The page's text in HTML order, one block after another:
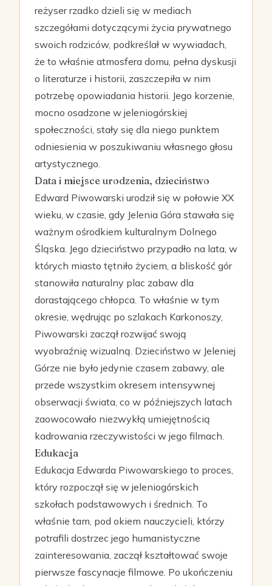
reżyser rzadko dzieli się w mediach
szczegółami dotyczącymi życia prywatnego
swoich rodziców, podkreślał w wywiadach,
że to właśnie atmosfera domu, pełna dyskusji
o literaturze i historii, zaszczepiła w nim
potrzebę opowiadania historii. Jego korzenie,
mocno osadzone w jeleniogórskiej
społeczności, stały się dla niego punktem
odniesienia w poszukiwaniu własnego głosu
artystycznego.
Data i miejsce urodzenia, dzieciństwo
Edward Piwowarski urodził się w połowie XX
wieku, w czasie, gdy Jelenia Góra stawała się
ważnym ośrodkiem kulturalnym Dolnego
Śląska. Jego dzieciństwo przypadło na lata, w
których miasto tętniło życiem, a bliskość gór
stanowiła naturalny plac zabaw dla
dorastającego chłopca. To właśnie w tym
okresie, wędrując po szlakach Karkonoszy,
Piwowarski zaczął rozwijać swoją
wyobraźnię wizualną. Dzieciństwo w Jeleniej
Górze nie było jedynie czasem zabawy, ale
przede wszystkim okresem intensywnej
obserwacji świata, co w późniejszych latach
zaowocowało niezwykłą umiejętnością
kadrowania rzeczywistości w jego filmach.
Edukacja
Edukacja Edwarda Piwowarskiego to proces,
który rozpoczął się w jeleniogórskich
szkołach podstawowych i średnich. To
właśnie tam, pod okiem nauczycieli, którzy
potrafili dostrzec jego humanistyczne
zainteresowania, zaczął kształtować swoje
pierwsze fascynacje filmowe. Po ukończeniu